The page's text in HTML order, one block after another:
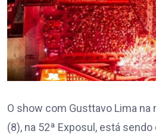
O show com Gusttavo Lima na
(8), na 52ª Exposul, está